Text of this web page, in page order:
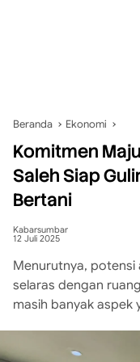
Beranda Ekonomi
Komitmen
Saleh Siap
Bertani
Kabarsumbar
12 Juli 2025
Menurutnya, potensi
selaras dengan
masih banyak aspek